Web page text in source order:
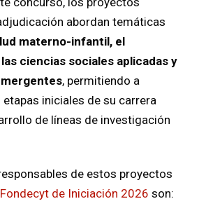
abordan temáticas
materno-infantil, el
ciencias sociales aplicadas y
, permitiendo a
iniciales de su carrera
de líneas de investigación
de estos proyectos
Fondecyt de Iniciación 2026 son: